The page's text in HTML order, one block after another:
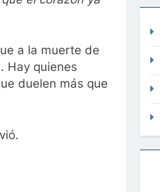
a la muerte de
Hay quienes
duelen más que